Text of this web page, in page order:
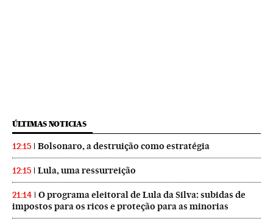
ÚLTIMAS NOTICIAS
12:15 Bolsonaro, a destruição como estratégia
12:15 Lula, uma ressurreição
21:14
O programa eleitoral de Lula da Silva: subidas de
impostos para os ricos e proteção para as minorias